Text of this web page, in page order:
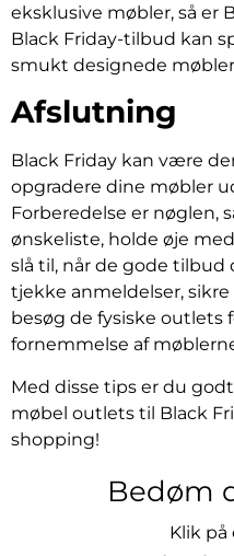
eksklusive møbler, så er
Black Friday-tilbud kan
smukt designede
Afslutning
Black Friday kan være
opgradere dine møbler
Forberedelse er nøglen,
ønskeliste, holde øje
slå til, når de gode tilbud
tjekke anmeldelser,
besøg de fysiske outlets
fornemmelse af
Med disse tips er du
møbel outlets til Black
shopping!
Bedøm
Klik på